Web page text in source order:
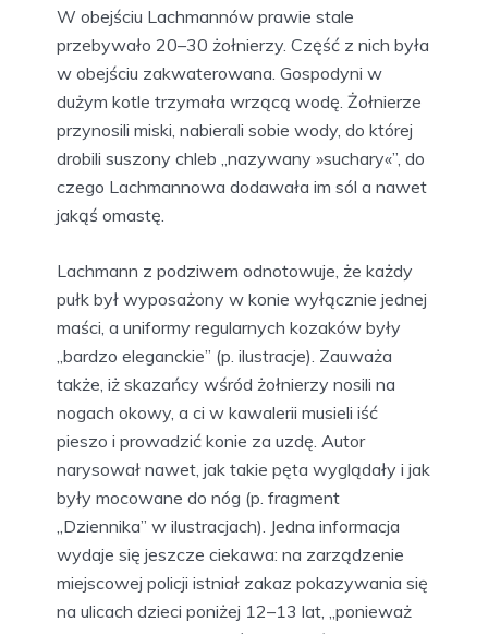
W obejściu Lachmannów prawie stale
przebywało 20–30 żołnierzy. Część z nich była
w obejściu zakwaterowana. Gospodyni w
dużym kotle trzymała wrzącą wodę. Żołnierze
przynosili miski, nabierali sobie wody, do której
drobili suszony chleb „nazywany »suchary«”, do
czego Lachmannowa dodawała im sól a nawet
jakąś omastę.
Lachmann z podziwem odnotowuje, że każdy
pułk był wyposażony w konie wyłącznie jednej
maści, a uniformy regularnych kozaków były
„bardzo eleganckie” (p. ilustracje). Zauważa
także, iż skazańcy wśród żołnierzy nosili na
nogach okowy, a ci w kawalerii musieli iść
pieszo i prowadzić konie za uzdę. Autor
narysował nawet, jak takie pęta wyglądały i jak
były mocowane do nóg (p. fragment
„Dziennika” w ilustracjach). Jedna informacja
wydaje się jeszcze ciekawa: na zarządzenie
miejscowej policji istniał zakaz pokazywania się
na ulicach dzieci poniżej 12–13 lat, „ponieważ